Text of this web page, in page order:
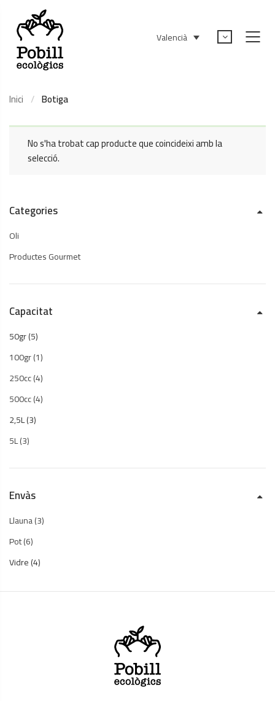
Valencià
Inici Botiga
No s'ha trobat cap producte que coincideixi amb la
selecció.
Categories
Oli
Productes Gourmet
Capacitat
50gr(5)
100gr(1)
250cc(4)
500cc(4)
2,5L(3)
5L(3)
Envàs
Llauna(3)
Pot(6)
Vidre(4)